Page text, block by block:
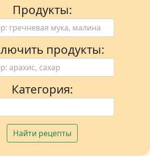
Продукты:
продукты:
Категория:
Найти рецепты